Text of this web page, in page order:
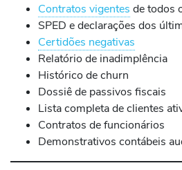
Contratos vigentes de todos
SPED e declarações dos
Certidões negativas
Relatório de inadimplência
Histórico de churn
Dossiê de passivos fiscais
Lista completa de clientes
Contratos de funcionários
Demonstrativos contábeis